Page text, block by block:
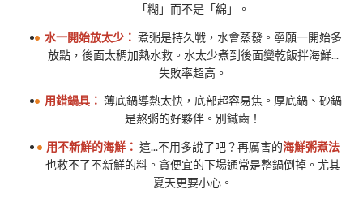
「糊」而不是「綿」。
水一開始放太少： 煮粥是持久戰，水會蒸發。寧願一開始多
放點，後面太稠加熱水救。水太少煮到後面變乾飯拌海鮮...
失敗率超高。
用錯鍋具： 薄底鍋導熱太快，底部超容易焦。厚底鍋、砂鍋
是熬粥的好夥伴。別鐵齒！
用不新鮮的海鮮： 這...不用多說了吧？再厲害的海鮮粥煮法
也救不了不新鮮的料。貪便宜的下場通常是整鍋倒掉。尤其
夏天更要小心。